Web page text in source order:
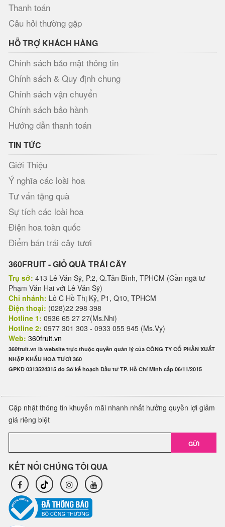
Thanh toán
Câu hỏi thường gặp
HỖ TRỢ KHÁCH HÀNG
Chính sách bảo mật thông tin
Chính sách & Quy định chung
Chính sách vận chuyển
Chính sách bảo hành
Hướng dẫn thanh toán
TIN TỨC
Giới Thiệu
Ý nghĩa các loài hoa
Tư vấn tặng quà
Sự tích các loài hoa
Điện hoa toàn quốc
Điểm bán trái cây tươi
360FRUIT - GIỎ QUÀ TRÁI CÂY
Trụ sở: 413 Lê Văn Sỹ, P.2, Q.Tân Bình, TPHCM (Gần ngã tư
Phạm Văn Hai với Lê Văn Sỹ)
Chi nhánh: Lô C Hồ Thị Kỷ, P1, Q10, TPHCM
Điện thoại: (028)22 298 398
Hotline 1: 0936 65 27 27(Ms.Nhi)
Hotline 2: 0977 301 303 - 0933 055 945 (Ms.Vy)
Web: 360fruit.vn
360fruit.vn là website trực thuộc quyền quản lý của CÔNG TY CỔ PHẦN XUẤT
NHẬP KHẨU HOA TƯƠI 360
GPKD 0313524315 do Sở kế hoạch Đầu tư TP. Hồ Chí Minh cấp 06/11/2015
Cập nhật thông tin khuyến mãi nhanh nhất hưởng quyền lợi giảm
giá riêng biệt
GỬI
KẾT NỐI CHÚNG TÔI QUA